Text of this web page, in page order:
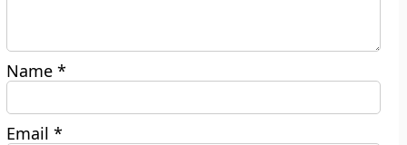
Name*
Email*